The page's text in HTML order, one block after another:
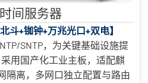
间服务器
斗+铷钟+万兆光口+双电】
SNTP，为关键基础设施提
用国产化工业主板，适配麒
隔离，多网口独立配置与路由